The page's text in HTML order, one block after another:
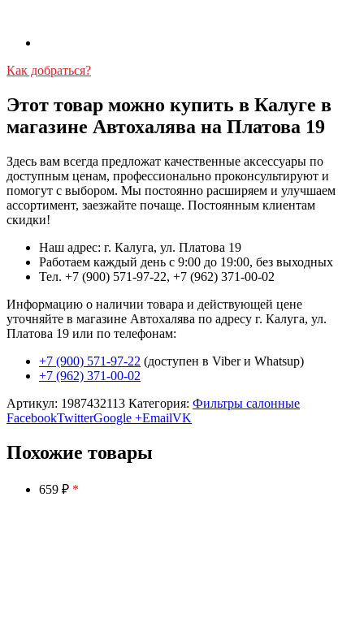
Как добраться?
Этот товар можно купить в Калуге в
магазине Автохалява на Платова 19
Здесь вам всегда предложат качественные аксессуары по
доступным ценам, профессионально проконсультируют и
помогут с выбором. Мы постоянно расширяем и улучшаем
ассортимент, заезжайте почаще. Постоянным клиентам
скидки!
Наш адрес: г. Калуга, ул. Платова 19
Работаем каждый день с 9:00 до 19:00, без выходных
Тел. +7 (900) 571-97-22, +7 (962) 371-00-02
Информацию о наличии товара и действующей цене
уточняйте в магазине Автохалява по адресу г. Калуга, ул.
Платова 19 или по телефонам:
+7 (900) 571-97-22 (доступен в Viber и Whatsup)
+7 (962) 371-00-02
Артикул: 1987432113 Категория: Фильтры салонные
FacebookTwitterGoogle +EmailVK
Похожие товары
659 ₽ *